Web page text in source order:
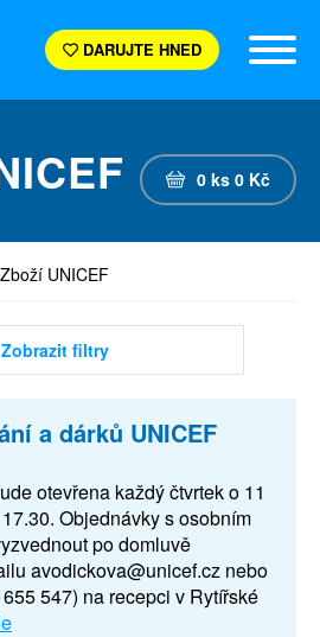
DARUJTE HNED
0 ks 0 Kč
Zboží UNICEF
Zobrazit filtry
a dárků UNICEF
otevřena každý čtvrtek o 11
Objednávky s osobním
po domluvě
avodickova@unicef.cz nebo
547) na recepci v Rytířské